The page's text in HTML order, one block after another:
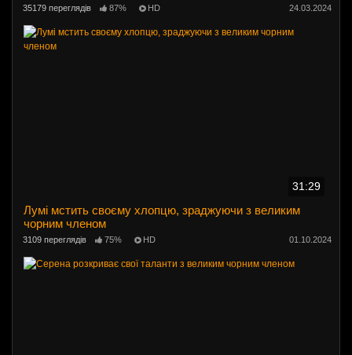
35179 переглядів 87% HD 24.03.2024
31:29
Лумі мстить своєму хлопцю, зраджуючи з великим
чорним членом
3109 переглядів 75% HD 01.10.2024